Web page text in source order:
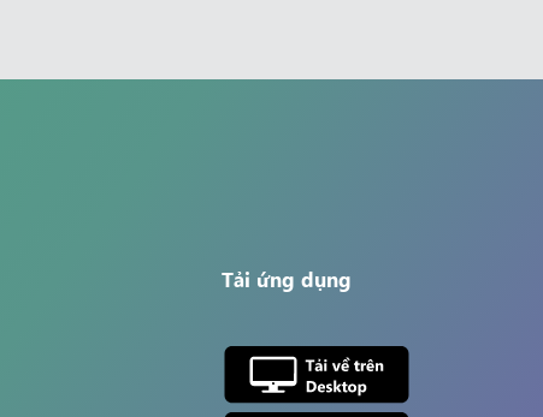
Tải ứng dụng